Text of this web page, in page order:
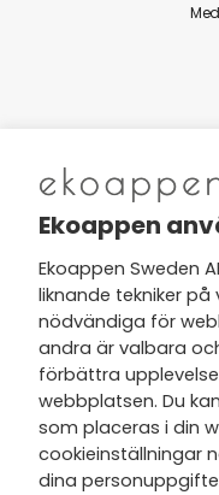
Jag
av
Ekoappen
Ekoappen Sweden
liknande tekniker
nödvändiga för
andra är valbara
förbättra
webbplatsen. Du
som placeras i din
cookieinställningar
dina